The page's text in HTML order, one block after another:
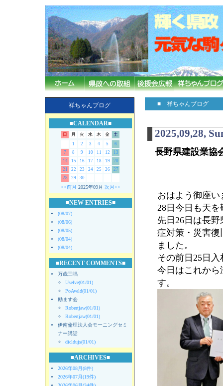
祥ちゃんブログ
■CALENDAR■
日 月 火 水 木 金
土
1
2 3 4 5
6
7
8 9 10 11 12
13
14
15 16 17 18 19
20
21
22 23 24 25 26
27
28
29 30
<<前月 2025年09月 次月>>
■NEW ENTRIES■
(08/07)
(08/06)
(08/05)
(08/04)
(08/04)
■RECENT COMMENTS■
万歳三唱
Uselve(01/01)
PoAveld(01/01)
励ます会
Robertjaw(01/01)
Robertjaw(01/01)
伊南倫理法人会モーニングセミ
ナー講話
dicldujs(01/01)
■ARCHIVES■
2026年08月(8件)
2026年07月(19件)
■ 祥ちゃんブログ
2025,09,28,
長野県建設業協
おはよう御座
28日今日も天
先日26日は長
症対策・災害復
ました。
その前日25日
今日はこれか
す。